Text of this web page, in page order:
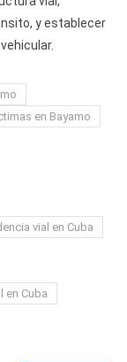
y establecer
en Bayamo
vial en Cuba
en Cuba